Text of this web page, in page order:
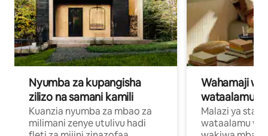
Nyumba za kupangisha
zilizo na samani kamili
Kuanzia nyumba za mbao za
milimani zenye utulivu hadi
Wahamaji
wataalamu
Malazi ya
wataalamu